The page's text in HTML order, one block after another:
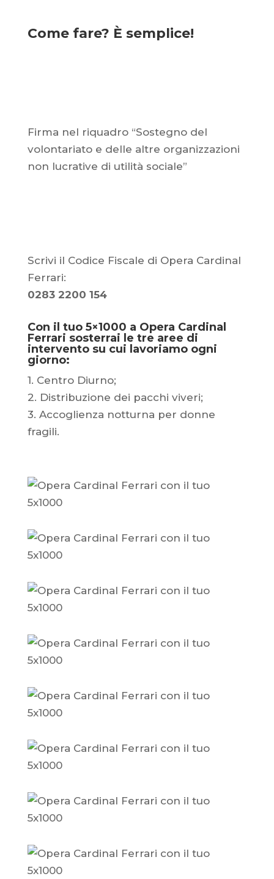
Come fare? È semplice!
Firma nel riquadro “Sostegno del
volontariato e delle altre organizzazioni
non lucrative di utilità sociale”
Scrivi il Codice Fiscale di Opera Cardinal
Ferrari:
0283 2200 154
Con il tuo 5×1000 a Opera Cardinal
Ferrari sosterrai le tre aree di
intervento su cui lavoriamo ogni
giorno:
1. Centro Diurno;
2. Distribuzione dei pacchi viveri;
3. Accoglienza notturna per donne
fragili.